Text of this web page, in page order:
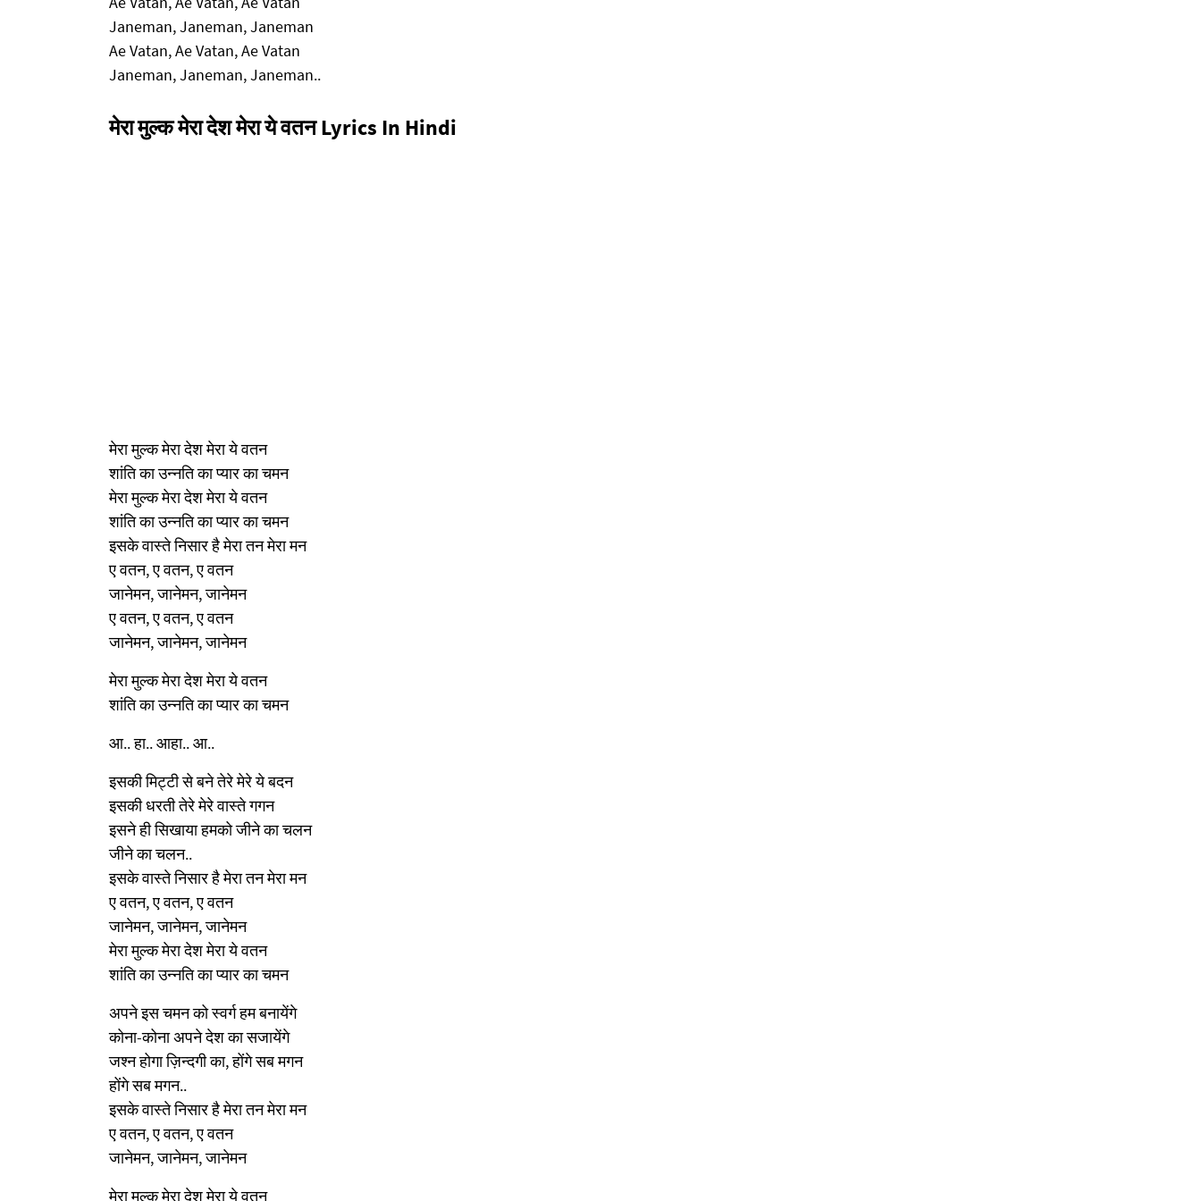
Janeman, Janeman, Janeman
Ae Vatan, Ae Vatan, Ae Vatan
Janeman, Janeman, Janeman..
मेरा मुल्क मेरा देश मेरा ये वतन Lyrics In Hindi
मेरा मुल्क मेरा देश मेरा ये वतन
शांति का उन्नति का प्यार का चमन
मेरा मुल्क मेरा देश मेरा ये वतन
शांति का उन्नति का प्यार का चमन
इसके वास्ते निसार है मेरा तन मेरा मन
ए वतन, ए वतन, ए वतन
जानेमन, जानेमन, जानेमन
ए वतन, ए वतन, ए वतन
जानेमन, जानेमन, जानेमन
मेरा मुल्क मेरा देश मेरा ये वतन
शांति का उन्नति का प्यार का चमन
आ.. हा.. आहा.. आ..
इसकी मिट्टी से बने तेरे मेरे ये बदन
इसकी धरती तेरे मेरे वास्ते गगन
इसने ही सिखाया हमको जीने का चलन
जीने का चलन..
इसके वास्ते निसार है मेरा तन मेरा मन
ए वतन, ए वतन, ए वतन
जानेमन, जानेमन, जानेमन
मेरा मुल्क मेरा देश मेरा ये वतन
शांति का उन्नति का प्यार का चमन
अपने इस चमन को स्वर्ग हम बनायेंगे
कोना-कोना अपने देश का सजायेंगे
जश्न होगा ज़िन्दगी का, होंगे सब मगन
होंगे सब मगन..
इसके वास्ते निसार है मेरा तन मेरा मन
ए वतन, ए वतन, ए वतन
जानेमन, जानेमन, जानेमन
मेरा मुल्क मेरा देश मेरा ये वतन